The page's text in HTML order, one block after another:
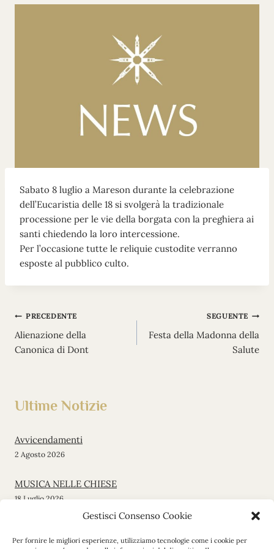
Gestisci Consenso Cookie
Per fornire le migliori esperienze, utilizziamo tecnologie come i cookie per
Sabato 8 luglio a Mareson durante la celebrazione
dell’Eucaristia delle 18 si svolgerà la tradizionale
processione per le vie della borgata con la preghiera ai
santi chiedendo la loro intercessione.
Per l’occasione tutte le reliquie custodite verranno
esposte al pubblico culto.
Navigazione
articoli
PRECEDENTE
Alienazione della
Canonica di Dont
SEGUENTE
Festa della Madonna della
Salute
Ultime Notizie
Avvicendamenti
2 Agosto 2026
MUSICA NELLE CHIESE
18 Luglio 2026
12 Giugno 2026